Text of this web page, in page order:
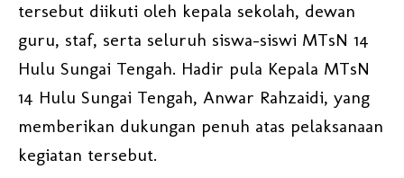
tersebut diikuti oleh kepala sekolah, dewan
guru, staf, serta seluruh siswa-siswi MTsN 14
Hulu Sungai Tengah. Hadir pula Kepala MTsN
14 Hulu Sungai Tengah, Anwar Rahzaidi, yang
memberikan dukungan penuh atas pelaksanaan
kegiatan tersebut.